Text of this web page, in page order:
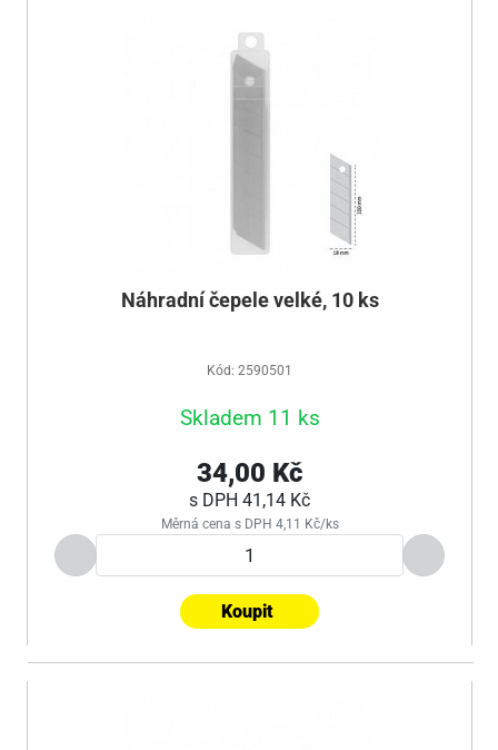
Náhradní čepele velké, 10 ks
Kód: 2590501
Skladem 11 ks
34,00 Kč
s DPH 41,14 Kč
Měrná cena s DPH 4,11 Kč/ks
Koupit